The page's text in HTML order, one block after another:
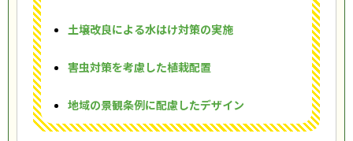
土壌改良による水はけ対策の実施
害虫対策を考慮した植栽配置
地域の景観条例に配慮したデザイン